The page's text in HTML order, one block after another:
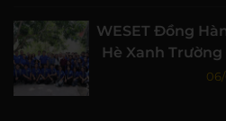
WESET Đồng
Hè Xanh
nhiên,